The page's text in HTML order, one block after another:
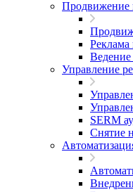
Продвижение
Управление
SERM
Снятие